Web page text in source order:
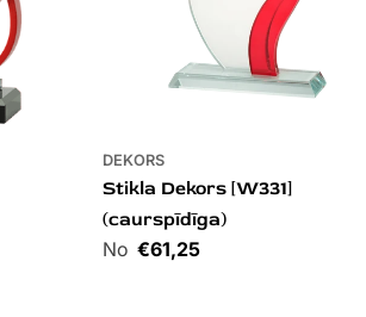
DEKORS
Stikla Dekors [W331]
(caurspīdīga)
Cena€61,25